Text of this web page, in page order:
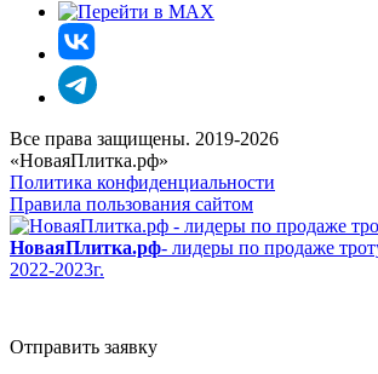
Все права защищены. 2019-2026
«НоваяПлитка.рф»
Политика конфиденциальности
Правила пользования сайтом
НоваяПлитка.рф- лидеры по продаже
2022-2023г.
Отправить заявку